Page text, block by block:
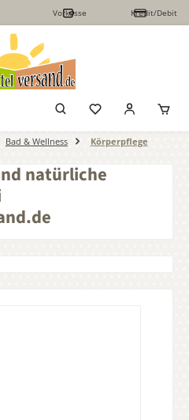
Vorkasse Kredit/Debit
Bad & Wellness Körperpflege
natürliche